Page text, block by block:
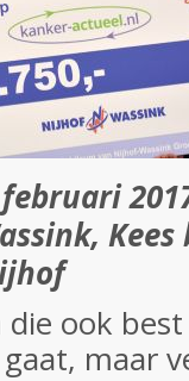
Kees
ook
maar